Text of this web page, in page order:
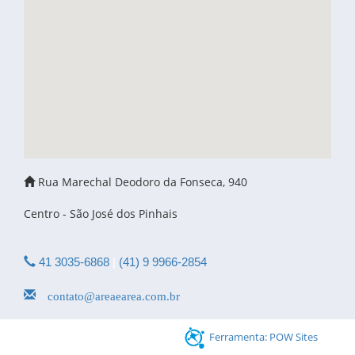
Rua Marechal Deodoro da Fonseca, 940
Centro - São José dos Pinhais
41 3035-6868 (41) 9 9966-2854
contato@areaearea.com.br
Ferramenta: POW Sites